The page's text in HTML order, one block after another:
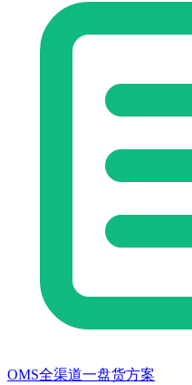
OMS全渠道一盘货方案